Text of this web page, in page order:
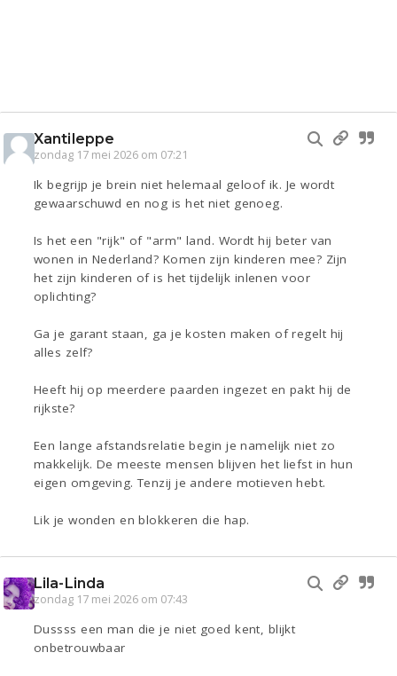
Xantileppe
zondag 17 mei 2026 om 07:21
Ik begrijp je brein niet helemaal geloof ik. Je wordt
gewaarschuwd en nog is het niet genoeg.
Is het een "rijk" of "arm" land. Wordt hij beter van
wonen in Nederland? Komen zijn kinderen mee? Zijn
het zijn kinderen of is het tijdelijk inlenen voor
oplichting?
Ga je garant staan, ga je kosten maken of regelt hij
alles zelf?
Heeft hij op meerdere paarden ingezet en pakt hij de
rijkste?
Een lange afstandsrelatie begin je namelijk niet zo
makkelijk. De meeste mensen blijven het liefst in hun
eigen omgeving. Tenzij je andere motieven hebt.
Lik je wonden en blokkeren die hap.
Lila-Linda
zondag 17 mei 2026 om 07:43
Dussss een man die je niet goed kent, blijkt
onbetrouwbaar